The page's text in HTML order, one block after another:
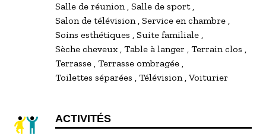
Salle de réunion Salle de sport
Salon de télévision Service en chambre
Soins esthétiques
Suite familiale
Sèche cheveux Table à langer Terrain clos
Terrasse Terrasse ombragée
Toilettes séparées
Télévision Voiturier
ACTIVITÉS